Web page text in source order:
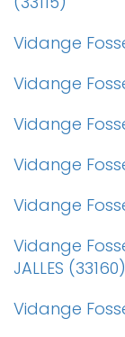
Vidange
Vidange
Vidange
Vidange
Vidange
Vidange
JALLES (33160)
Vidange